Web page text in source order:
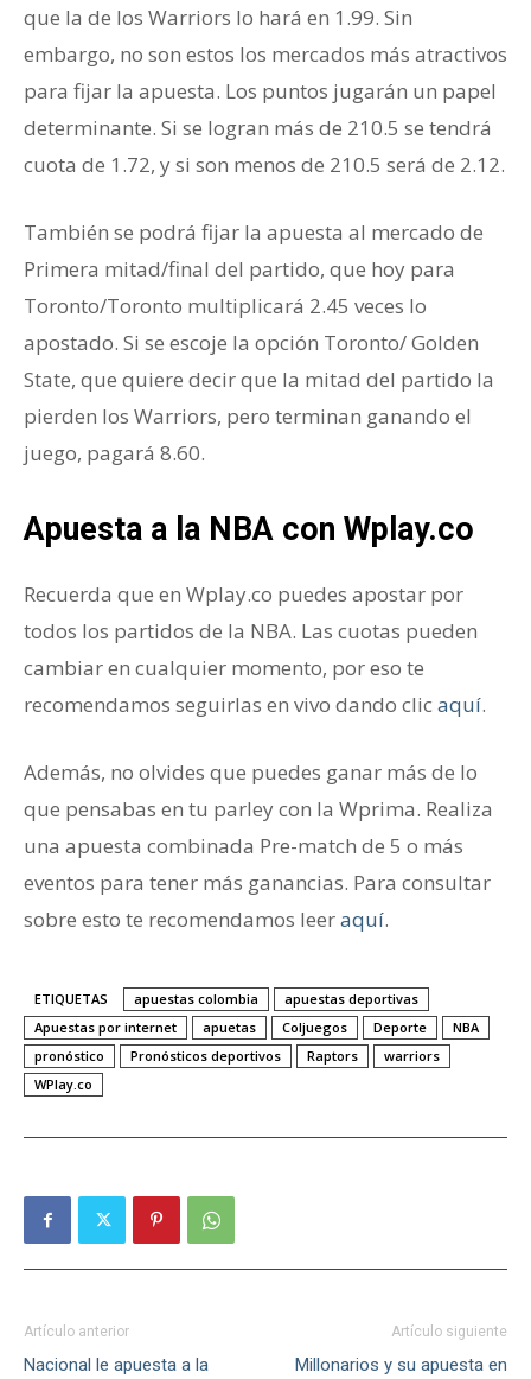
que la de los Warriors lo hará en 1.99. Sin
embargo, no son estos los mercados más atractivos
para fijar la apuesta. Los puntos jugarán un papel
determinante. Si se logran más de 210.5 se tendrá
cuota de 1.72, y si son menos de 210.5 será de 2.12.
También se podrá fijar la apuesta al mercado de
Primera mitad/final del partido, que hoy para
Toronto/Toronto multiplicará 2.45 veces lo
apostado. Si se escoje la opción Toronto/ Golden
State, que quiere decir que la mitad del partido la
pierden los Warriors, pero terminan ganando el
juego, pagará 8.60.
Apuesta a la NBA con Wplay.co
Recuerda que en Wplay.co puedes apostar por
todos los partidos de la NBA. Las cuotas pueden
cambiar en cualquier momento, por eso te
recomendamos seguirlas en vivo dando clic aquí.
Además, no olvides que puedes ganar más de lo
que pensabas en tu parley con la Wprima. Realiza
una apuesta combinada Pre-match de 5 o más
eventos para tener más ganancias. Para consultar
sobre esto te recomendamos leeraquí.
ETIQUETAS apuestas colombia
apuestas deportivas
Apuestas por internet
apuetas Coljuegos Deporte
NBA
pronóstico
Pronósticos deportivos Raptors
warriors
WPlay.co
Artículo anterior
Nacional le apuesta a la
Artículo siguiente
Millonarios y su apuesta en